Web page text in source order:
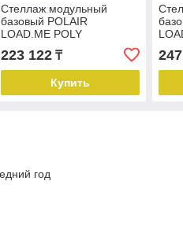
Стеллаж модульный
базовый POLAIR
LOAD.ME POLY
18AL.5PP50.09B
223 122₸
Купить
год